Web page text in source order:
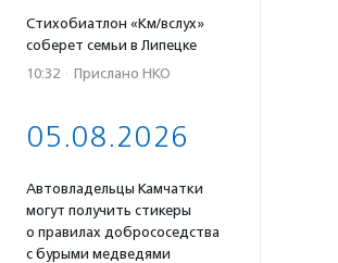
Стихобиатлон «Км/вслух»
соберет семьи в Липецке
10:32 · Прислано НКО
05.08.2026
Автовладельцы Камчатки
могут получить стикеры
о правилах добрососедства
с бурыми медведями